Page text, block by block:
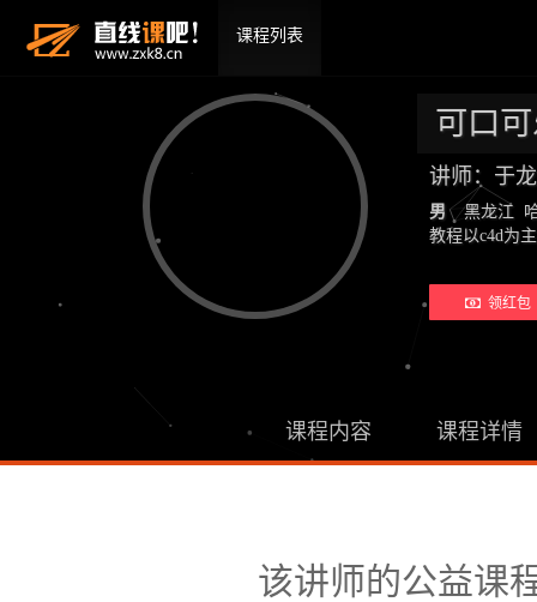
课程列表
可口
讲师：于
男
黑龙江
教程以c4d为
领红包
课程内容 课程详情
该讲师的公益课